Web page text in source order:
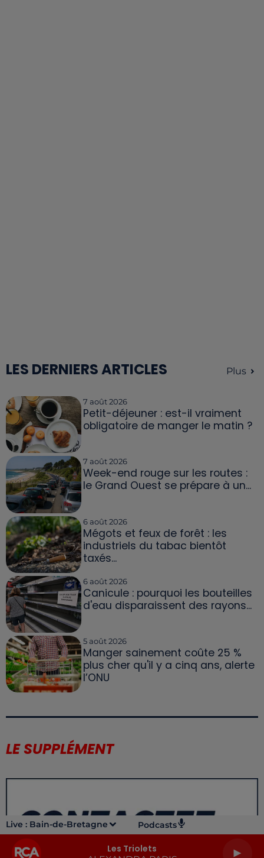
Live : Bain-de-Bretagne Podcasts
Les Triolets
LES DERNIERS ARTICLES Plus
7 août 2026
Petit-déjeuner : est-il vraiment
obligatoire de manger le matin ?
7 août 2026
Week-end rouge sur les routes :
le Grand Ouest se prépare à un...
6 août 2026
Mégots et feux de forêt : les
industriels du tabac bientôt
taxés...
6 août 2026
Canicule : pourquoi les bouteilles
d'eau disparaissent des rayons...
5 août 2026
Manger sainement coûte 25 %
plus cher qu'il y a cinq ans, alerte
l’ONU
LE SUPPLÉMENT